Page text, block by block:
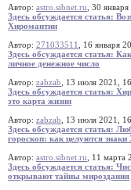
Автор: astro.sibnet.ru , 30
Здесь обсуждается статья:
Хиромантии
Автор: 271033511
, 16 января
Здесь обсуждается статья:
личное денежное число
Автор: zabzab , 13 июля 2021,
Здесь обсуждается статья:
это карта жизни
Автор: zabzab , 13 июля 2021,
Здесь обсуждается статья:
гороскоп: как целуются знаки
Автор: astro.sibnet.ru , 11 марта
Здесь обсуждается статья:
открывают тайны мироздания